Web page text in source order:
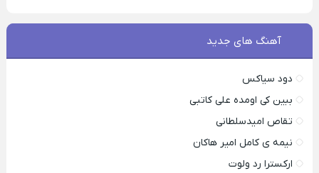
آهنگ های جدید
دود سیاکس
ببین کی اومده علی کاتبی
تقاص امیدسلطانی
نیمه ی کامل امیر هاکان
ارکسترا رد ولوت